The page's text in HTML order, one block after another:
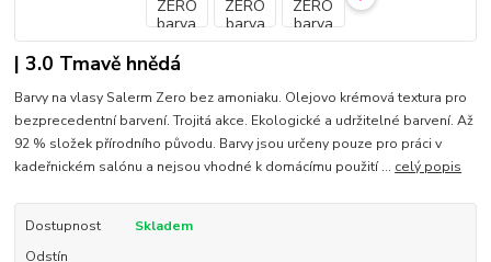
| 3.0 Tmavě hnědá
Barvy na vlasy Salerm Zero bez amoniaku. Olejovo krémová textura pro
bezprecedentní barvení. Trojitá akce. Ekologické a udržitelné barvení. Až
92 % složek přírodního původu. Barvy jsou určeny pouze pro práci v
kadeřnickém salónu a nejsou vhodné k domácímu použití ... celý popis
Dostupnost
Skladem
Odstín